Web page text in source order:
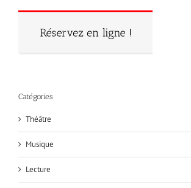
Catégories
Théâtre
Musique
Lecture